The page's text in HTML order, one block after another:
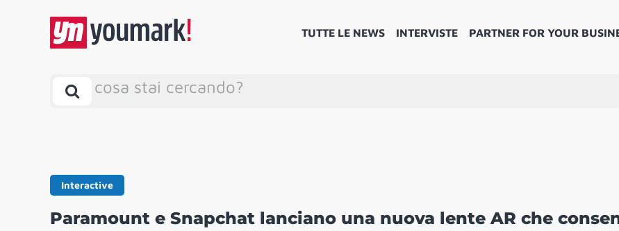
TUTTE LE NEWS INTERVISTE PARTNER FOR YOUR
cosa stai cercando?
Interactive
Paramount e Snapchat lanciano una nuova lente AR che